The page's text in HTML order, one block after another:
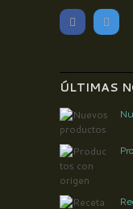
ÚLTIMAS